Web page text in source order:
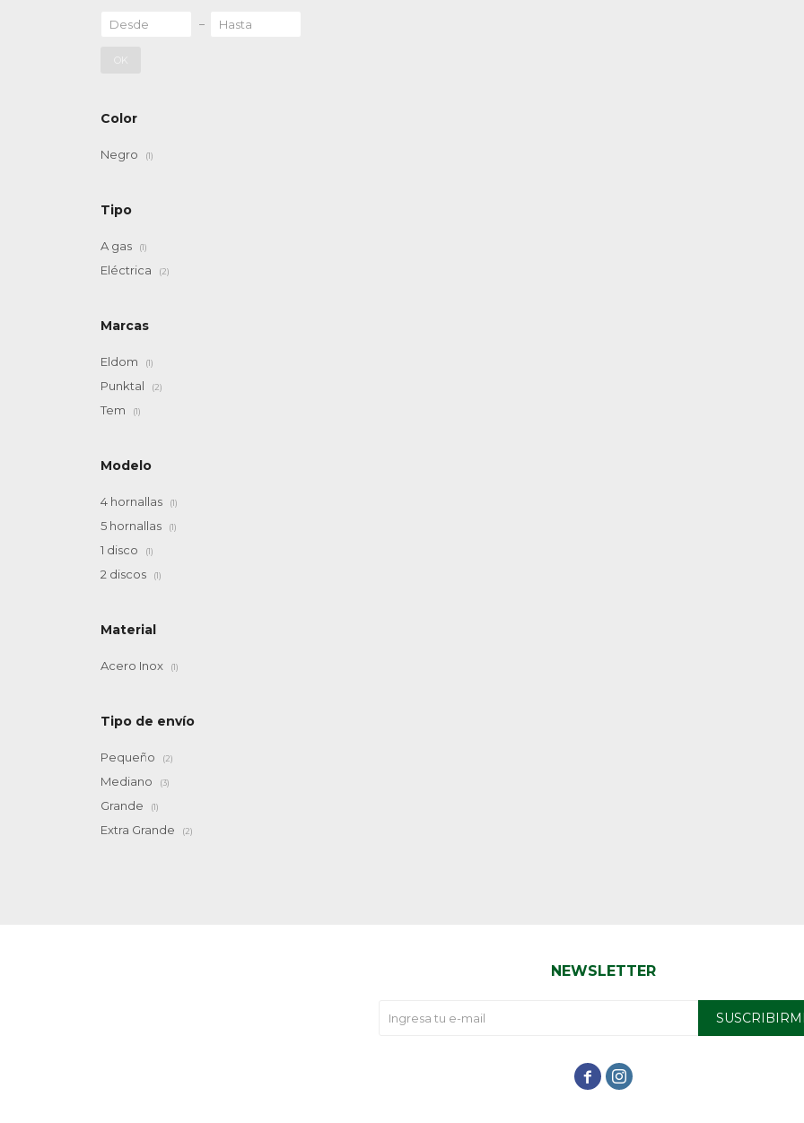
OK
Color
Negro (1)
Tipo
A gas (1)
Eléctrica (2)
Marcas
Eldom (1)
Punktal (2)
Tem (1)
Modelo
4 hornallas (1)
5 hornallas (1)
1 disco (1)
2 discos (1)
Material
Acero Inox (1)
Tipo de envío
Pequeño (2)
Mediano (3)
Grande (1)
Extra Grande (2)
NEWSLETTER
 